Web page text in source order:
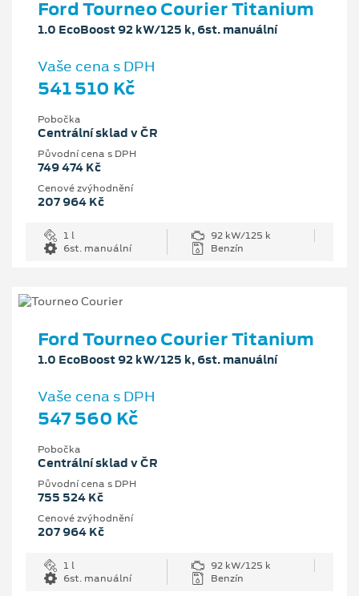
Ford Tourneo Courier Titanium
1.0 EcoBoost 92 kW/125 k, 6st. manuální
Vaše cena s DPH
541 510 Kč
Pobočka
Centrální sklad v ČR
Původní cena s DPH
749 474 Kč
Cenové zvýhodnění
207 964 Kč
1 l
92 kW/125 k
6st. manuální
Benzín
Ford Tourneo Courier Titanium
1.0 EcoBoost 92 kW/125 k, 6st. manuální
Vaše cena s DPH
547 560 Kč
Pobočka
Centrální sklad v ČR
Původní cena s DPH
755 524 Kč
Cenové zvýhodnění
207 964 Kč
1 l
92 kW/125 k
6st. manuální
Benzín